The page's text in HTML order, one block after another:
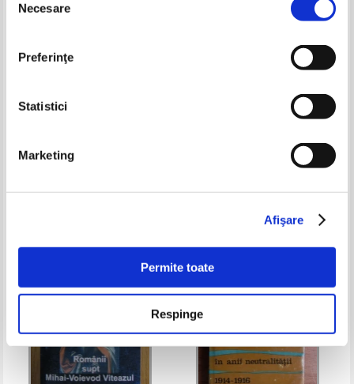
consimțământului
Necesare
Preferinţe
Statistici
Marketing
Afişare
Permite toate
Respinge
Miron Constantinescu - Istoria
Romaniei (compendiu)
Alex Mihai Stoenescu - Istoria
loviturilor de stat in Romania.
(volumul 2)
-35% -60%